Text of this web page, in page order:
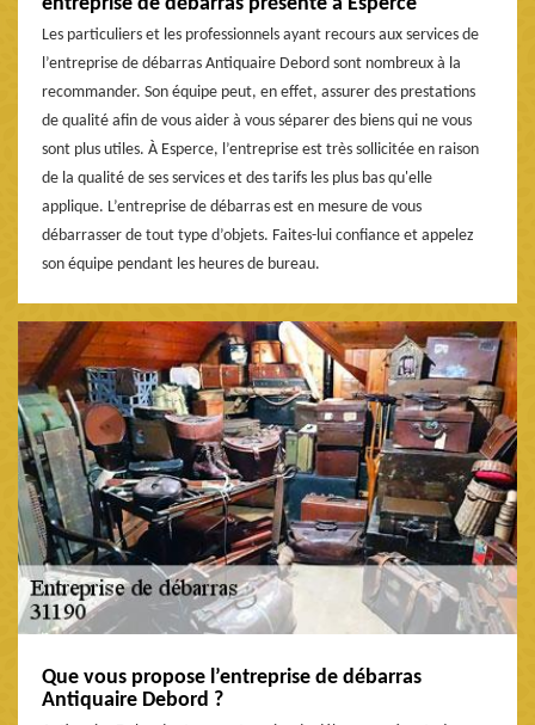
Les particuliers et les professionnels ayant recours aux services de
l’entreprise de débarras Antiquaire Debord sont nombreux à la
recommander. Son équipe peut, en effet, assurer des prestations
de qualité afin de vous aider à vous séparer des biens qui ne vous
sont plus utiles. À Esperce, l’entreprise est très sollicitée en raison
de la qualité de ses services et des tarifs les plus bas qu'elle
applique. L’entreprise de débarras est en mesure de vous
débarrasser de tout type d’objets. Faites-lui confiance et appelez
son équipe pendant les heures de bureau.
Que vous propose l’entreprise de débarras
Antiquaire Debord ?